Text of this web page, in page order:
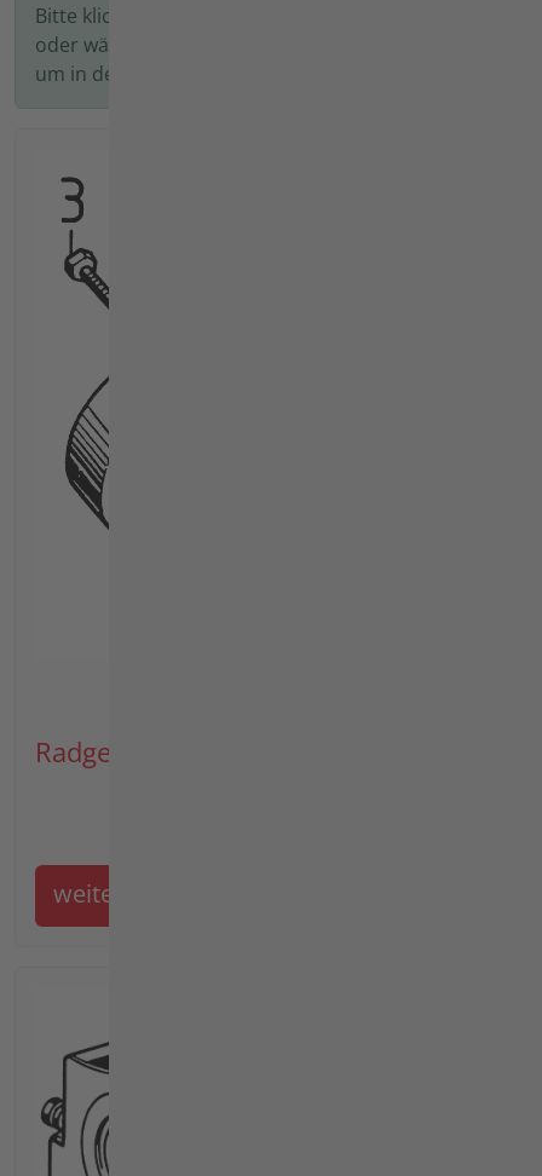
Bitte klicken Sie auf das Bild oder die Bezeichnung
oder wählen Sie auf der linken Seite eine Tafel aus,
um in den nächsten Schritt zu gelangen.
Radgewicht Artikel 3621011
weiter